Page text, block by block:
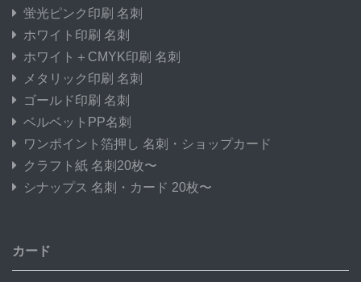
蛍光ピンク印刷 名刺
ホワイト印刷 名刺
ホワイト＋CMYK印刷 名刺
メタリック印刷 名刺
ゴールド印刷 名刺
ベルベットPP名刺
ワンポイント箔押し 名刺・ショップカード
クラフト紙 名刺20枚〜
シナップス 名刺・カード 20枚〜
カード